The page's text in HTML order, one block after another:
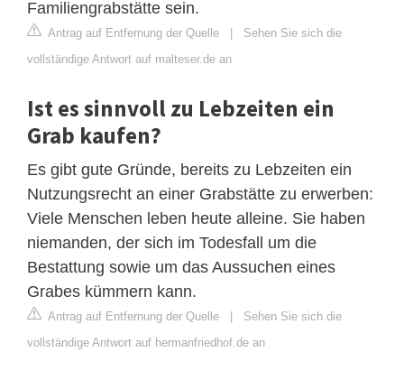
Familiengrabstätte sein.
Antrag auf Entfernung der Quelle
Sehen Sie sich die
vollständige Antwort auf malteser.de an
Ist es sinnvoll zu Lebzeiten ein
Grab kaufen?
Es gibt gute Gründe, bereits zu Lebzeiten ein
Nutzungsrecht an einer Grabstätte zu erwerben:
Viele Menschen leben heute alleine. Sie haben
niemanden, der sich im Todesfall um die
Bestattung sowie um das Aussuchen eines
Grabes kümmern kann.
Antrag auf Entfernung der Quelle
Sehen Sie sich die
vollständige Antwort auf hermanfriedhof.de an